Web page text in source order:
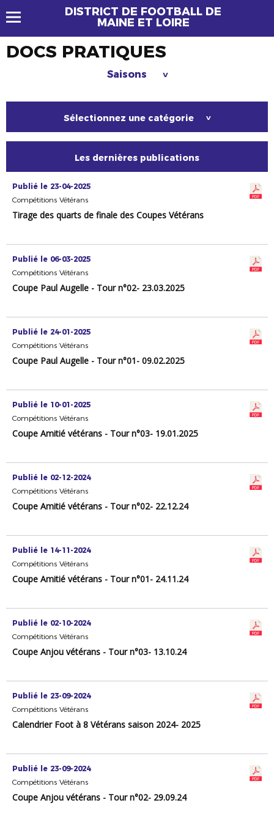
DISTRICT DE FOOTBALL DE
MAINE ET LOIRE
DOCS PRATIQUES
Saisons >
Sélectionnez une catégorie >
Les dernières publications
Publié le 23-04-2025
Compétitions Vétérans
Tirage des quarts de finale des Coupes Vétérans
Publié le 06-03-2025
Compétitions Vétérans
Coupe Paul Augelle - Tour n°02- 23.03.2025
Publié le 24-01-2025
Compétitions Vétérans
Coupe Paul Augelle - Tour n°01- 09.02.2025
Publié le 10-01-2025
Compétitions Vétérans
Coupe Amitié vétérans - Tour n°03- 19.01.2025
Publié le 02-12-2024
Compétitions Vétérans
Coupe Amitié vétérans - Tour n°02- 22.12.24
Publié le 14-11-2024
Compétitions Vétérans
Coupe Amitié vétérans - Tour n°01- 24.11.24
Publié le 02-10-2024
Compétitions Vétérans
Coupe Anjou vétérans - Tour n°03- 13.10.24
Publié le 23-09-2024
Compétitions Vétérans
Calendrier Foot à 8 Vétérans saison 2024- 2025
Publié le 23-09-2024
Compétitions Vétérans
Coupe Anjou vétérans - Tour n°02- 29.09.24